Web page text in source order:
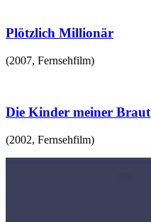
Plötzlich Millionär
(2007, Fernsehfilm)
Die Kinder meiner Braut
(2002, Fernsehfilm)